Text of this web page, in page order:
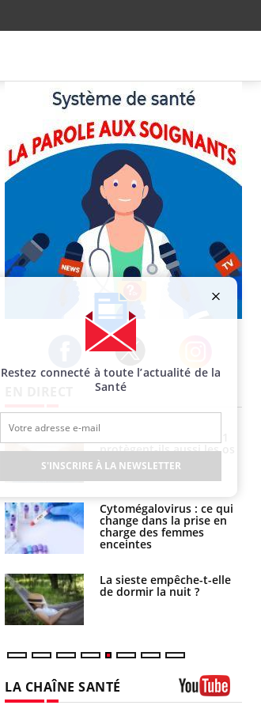
Facebook Twitter Instagram
protègent-ils aussi les os
?
Cytomégalovirus : ce qui
change dans la prise en
charge des femmes
enceintes
La sieste empêche-t-elle
de dormir la nuit ?
LA CHAÎNE SANTÉ
Restez connecté à toute l’actualité de la
Santé
S'INSCRIRE À LA NEWSLETTER